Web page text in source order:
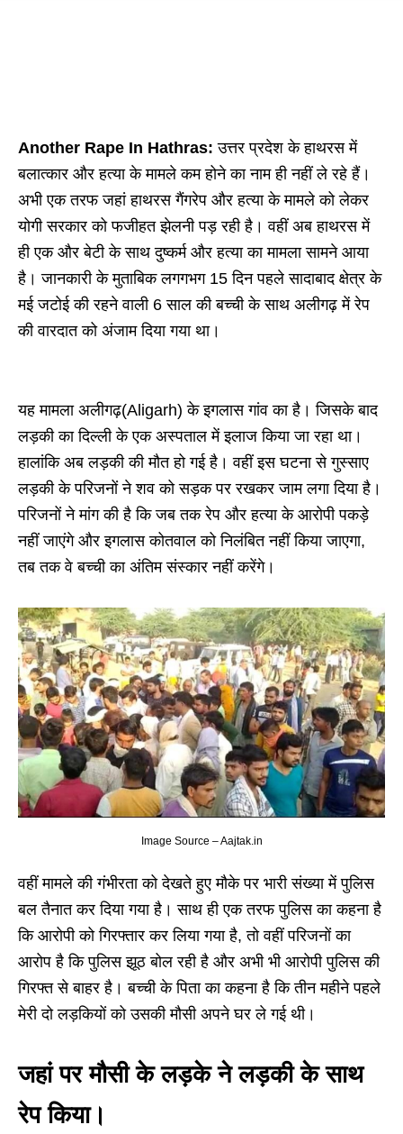
Another Rape In Hathras:उत्तर प्रदेश के हाथरस में
बलात्कार और हत्या के मामले कम होने का नाम ही नहीं ले रहे हैं।
अभी एक तरफ जहां हाथरस गैंगरेप और हत्या के मामले को लेकर
योगी सरकार को फजीहत झेलनी पड़ रही है। वहीं अब हाथरस में
ही एक और बेटी के साथ दुष्कर्म और हत्या का मामला सामने आया
है। जानकारी के मुताबिक लगगभग 15 दिन पहले सादाबाद क्षेत्र के
मई जटोई की रहने वाली 6 साल की बच्ची के साथ अलीगढ़ में रेप
की वारदात को अंजाम दिया गया था।
यह मामला अलीगढ़(Aligarh) के इगलास गांव का है। जिसके बाद
लड़की का दिल्ली के एक अस्पताल में इलाज किया जा रहा था।
हालांकि अब लड़की की मौत हो गई है। वहीं इस घटना से गुस्साए
लड़की के परिजनों ने शव को सड़क पर रखकर जाम लगा दिया है।
परिजनों ने मांग की है कि जब तक रेप और हत्या के आरोपी पकड़े
नहीं जाएंगे और इगलास कोतवाल को निलंबित नहीं किया जाएगा,
तब तक वे बच्ची का अंतिम संस्कार नहीं करेंगे।
Image Source – Aajtak.in
वहीं मामले की गंभीरता को देखते हुए मौके पर भारी संख्या में पुलिस
बल तैनात कर दिया गया है। साथ ही एक तरफ पुलिस का कहना है
कि आरोपी को गिरफ्तार कर लिया गया है, तो वहीं परिजनों का
आरोप है कि पुलिस झूठ बोल रही है और अभी भी आरोपी पुलिस की
गिरफ्त से बाहर है। बच्ची के पिता का कहना है कि तीन महीने पहले
मेरी दो लड़कियों को उसकी मौसी अपने घर ले गई थी।
जहां पर मौसी के लड़के ने लड़की के साथ
रेप किया।